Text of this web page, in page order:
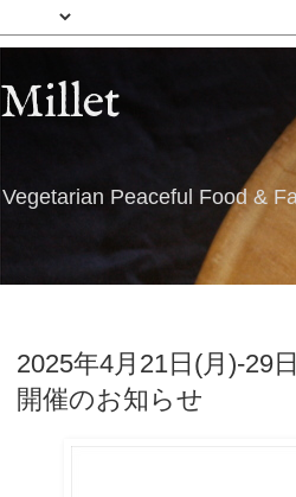
Millet
Vegetarian Peaceful Food &
2025年4月21日(月)-29
開催のお知らせ